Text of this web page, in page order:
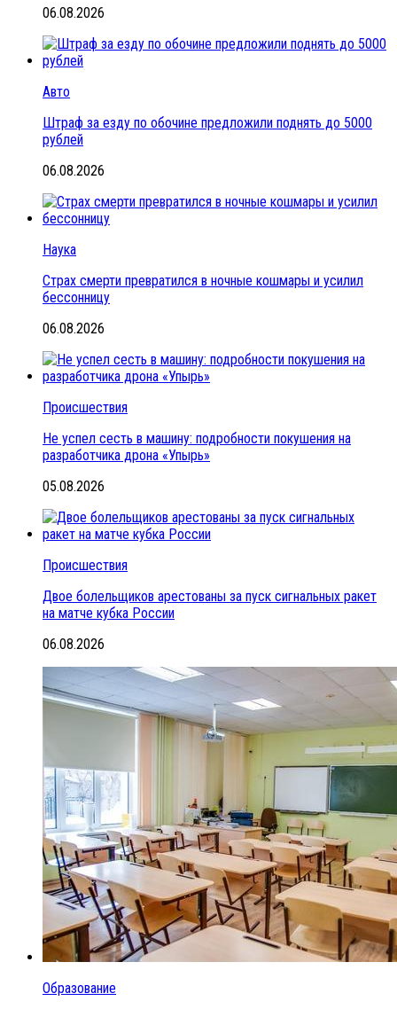
06.08.2026
Авто
Штраф за езду по обочине предложили поднять до 5000
рублей
06.08.2026
Наука
Страх смерти превратился в ночные кошмары и усилил
бессонницу
06.08.2026
Происшествия
Не успел сесть в машину: подробности покушения на
разработчика дрона «Упырь»
05.08.2026
Происшествия
Двое болельщиков арестованы за пуск сигнальных ракет
на матче кубка России
06.08.2026
Образование